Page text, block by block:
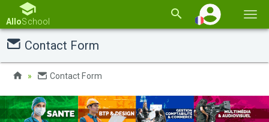
la
AlloSchool
Contact Form
Contact Form